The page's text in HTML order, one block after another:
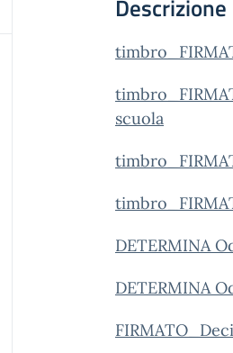
Descrizione
scuola
DETERMINA
DETERMINA